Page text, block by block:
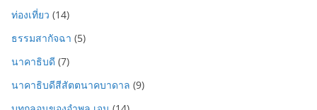
ท่องเที่ยว (14)
ธรรมสากัจฉา (5)
นาคาธิบดี (7)
นาคาธิบดีสีสัตตนาคบาดาล (9)